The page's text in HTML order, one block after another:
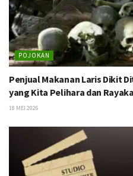
POJOKAN
Penjual Makanan Laris Dikit
yang Kita Pelihara dan
18 MEI 2026